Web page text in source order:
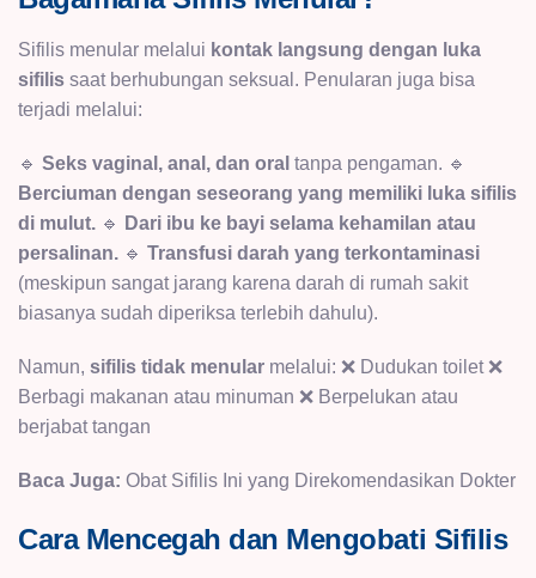
Sifilis menular melalui kontak langsung dengan luka
sifilis saat berhubungan seksual. Penularan juga bisa
terjadi melalui:
🔹 Seks vaginal, anal, dan oral tanpa pengaman. 🔹
Berciuman dengan seseorang yang memiliki luka sifilis
di mulut. 🔹
Dari ibu ke bayi selama kehamilan atau
persalinan. 🔹 Transfusi darah yang terkontaminasi
(meskipun sangat jarang karena darah di rumah sakit
biasanya sudah diperiksa terlebih dahulu).
Namun, sifilis tidak menular melalui: ❌ Dudukan toilet ❌
Berbagi makanan atau minuman ❌ Berpelukan atau
berjabat tangan
Baca Juga: Obat Sifilis Ini yang Direkomendasikan Dokter
Cara Mencegah dan Mengobati Sifilis